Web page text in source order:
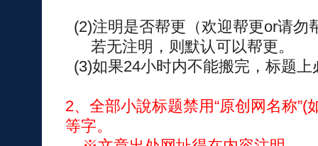
(2)注明是否帮更（欢迎帮更or请勿
若无注明，则默认可以帮更。
(3)如果24小时内不能搬完，标题上
2、全部小說标题禁用“原创网名称
等字。